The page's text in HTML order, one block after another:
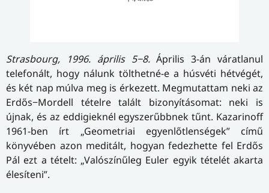
Strasbourg, 1996. április 5−8.Április 3-án váratlanul
telefonált, hogy nálunk tölthetné-e a húsvéti hétvégét,
és két nap múlva meg is érkezett. Megmutattam neki az
Erdős−Mordell tételre talált bizonyításomat: neki is
újnak, és az eddigieknél egyszerűbbnek tűnt. Kazarinoff
1961-ben írt „Geometriai egyenlőtlenségek” című
könyvében azon meditált, hogyan fedezhette fel Erdős
Pál ezt a tételt: „Valószínűleg Euler egyik tételét akarta
élesíteni”.